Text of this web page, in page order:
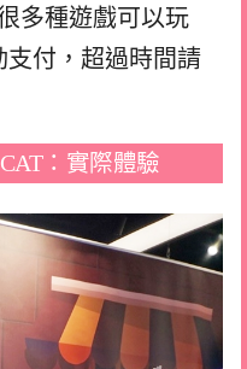
多種遊戲可以玩
支付，超過時間請
：實際體驗